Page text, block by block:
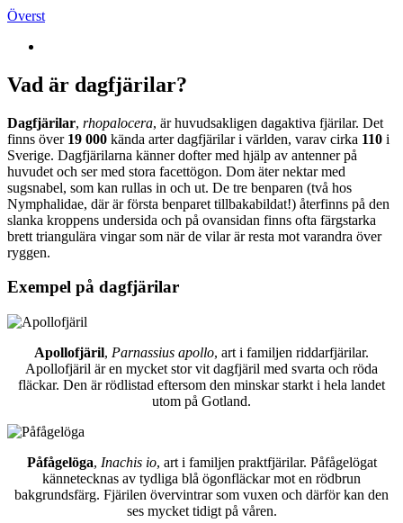
Överst
Vad är dagfjärilar?
Dagfjärilar, rhopalocera, är huvudsakligen dagaktiva fjärilar. Det
finns över 19 000 kända arter dagfjärilar i världen, varav cirka 110 i
Sverige. Dagfjärilarna känner dofter med hjälp av antenner på
huvudet och ser med stora facettögon. Dom äter nektar med
sugsnabel, som kan rullas in och ut. De tre benparen (två hos
Nymphalidae, där är första benparet tillbakabildat!) återfinns på den
slanka kroppens undersida och på ovansidan finns ofta färgstarka
brett triangulära vingar som när de vilar är resta mot varandra över
ryggen.
Exempel på dagfjärilar
Apollofjäril, Parnassius apollo, art i familjen riddarfjärilar.
Apollofjäril är en mycket stor vit dagfjäril med svarta och röda
fläckar. Den är rödlistad eftersom den minskar starkt i hela landet
utom på Gotland.
Påfågelöga, Inachis io, art i familjen praktfjärilar. Påfågelögat
kännetecknas av tydliga blå ögonfläckar mot en rödbrun
bakgrundsfärg. Fjärilen övervintrar som vuxen och därför kan den
ses mycket tidigt på våren.